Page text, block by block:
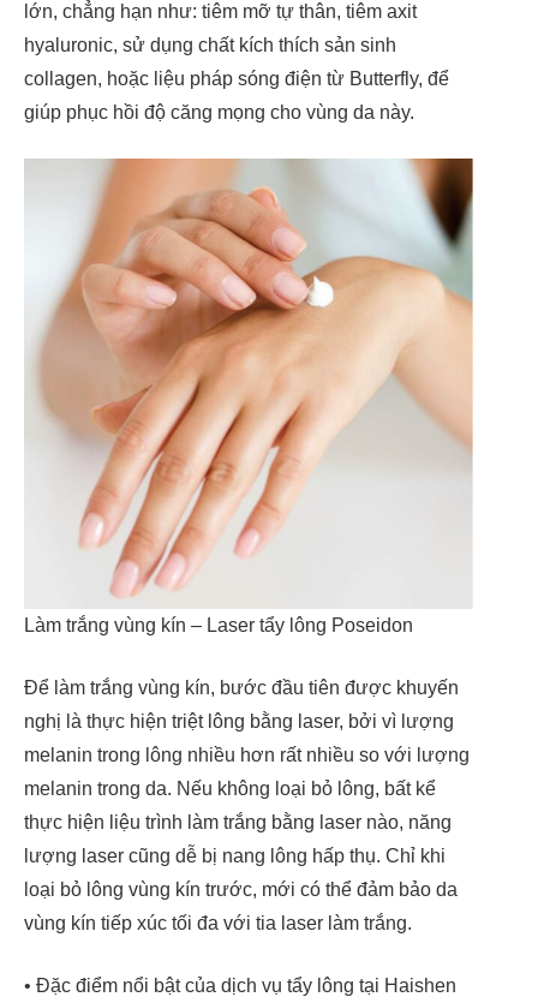
lớn, chẳng hạn như: tiêm mỡ tự thân, tiêm axit
hyaluronic, sử dụng chất kích thích sản sinh
collagen, hoặc liệu pháp sóng điện từ Butterfly, để
giúp phục hồi độ căng mọng cho vùng da này.
Làm trắng vùng kín – Laser tẩy lông Poseidon
Để làm trắng vùng kín, bước đầu tiên được khuyến
nghị là thực hiện triệt lông bằng laser, bởi vì lượng
melanin trong lông nhiều hơn rất nhiều so với lượng
melanin trong da. Nếu không loại bỏ lông, bất kể
thực hiện liệu trình làm trắng bằng laser nào, năng
lượng laser cũng dễ bị nang lông hấp thụ. Chỉ khi
loại bỏ lông vùng kín trước, mới có thể đảm bảo da
vùng kín tiếp xúc tối đa với tia laser làm trắng.
• Đặc điểm nổi bật của dịch vụ tẩy lông tại Haishen